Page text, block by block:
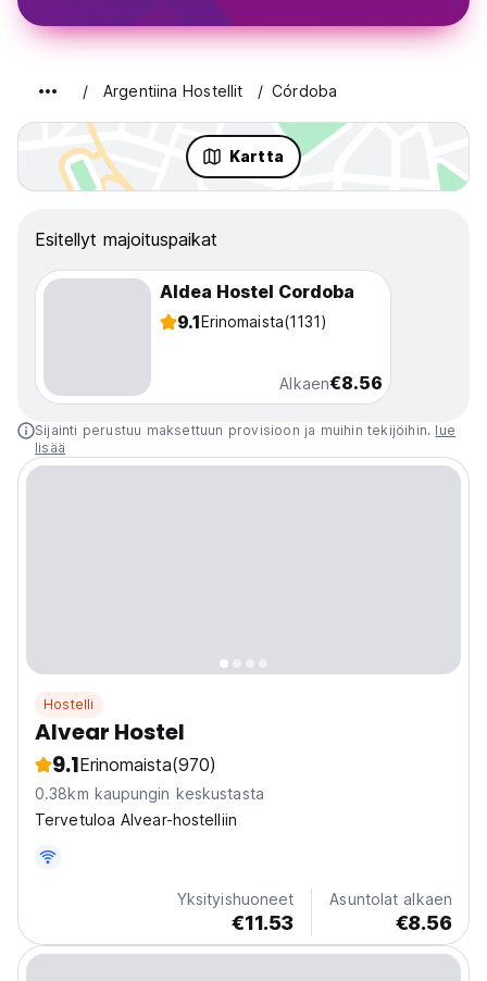
Argentiina Hostellit Córdoba
Kartta
Esitellyt majoituspaikat
Aldea Hostel Cordoba
9.1Erinomaista(1131)
Alkaen€8.56
Sijainti perustuu maksettuun provisioon ja muihin tekijöihin. lue
lisää
Hostelli
Alvear Hostel
9.1Erinomaista(970)
0.38km kaupungin keskustasta
Tervetuloa Alvear-hostelliin
Yksityishuoneet
€11.53
Asuntolat alkaen
€8.56